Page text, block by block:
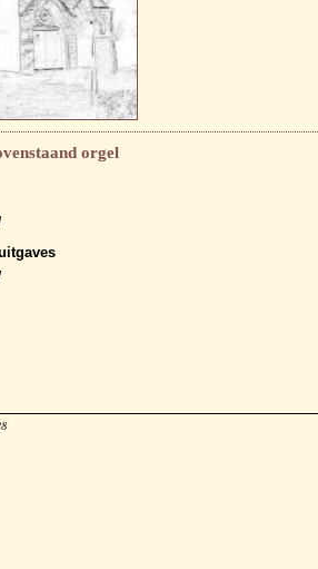
orgel